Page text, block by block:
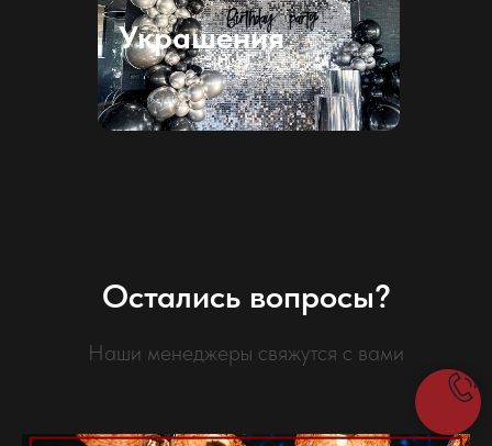
Украшения
Остались вопросы?
Наши менеджеры свяжутся с вами